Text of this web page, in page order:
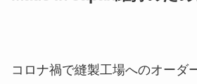
コロナ禍で縫製工場へのオーダ